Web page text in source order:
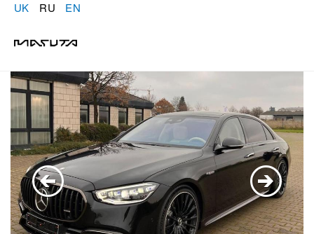
UK RU EN